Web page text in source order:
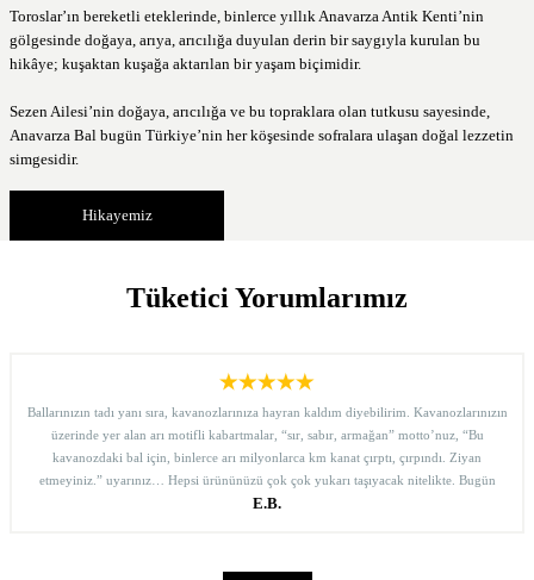
Toroslar’ın bereketli eteklerinde, binlerce yıllık Anavarza Antik Kenti’nin
gölgesinde doğaya, arıya, arıcılığa duyulan derin bir saygıyla kurulan bu
hikâye; kuşaktan kuşağa aktarılan bir yaşam biçimidir.
Sezen Ailesi’nin doğaya, arıcılığa ve bu topraklara olan tutkusu sayesinde,
Anavarza Bal bugün Türkiye’nin her köşesinde sofralara ulaşan doğal lezzetin
simgesidir.
Hikayemiz
Tüketici Yorumlarımız
Ballarınızın tadı yanı sıra, kavanozlarınıza hayran kaldım diyebilirim. Kavanozlarınızın
üzerinde yer alan arı motifli kabartmalar, “sır, sabır, armağan” motto’nuz, “Bu
kavanozdaki bal için, binlerce arı milyonlarca km kanat çırptı, çırpındı. Ziyan
etmeyiniz.” uyarınız… Hepsi ürününüzü çok çok yukarı taşıyacak nitelikte. Bugün
merak edip Internet’te biraz araştırınca, “süzme çiçek” dışında çeşitleriniz de olduğunu
E.B.